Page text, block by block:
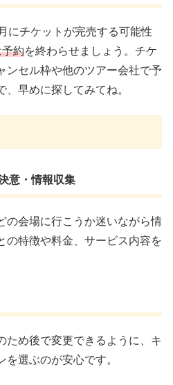
にチケットが完売する可能性
約を終わらせましょう。チケ
ンセル枠や他のツアー会社で予
早めに探してみてね。
意・情報収集
の会場に行こうか迷いながら情
の特徴や料金、サービス内容を
ため後で変更できるように、キ
選ぶのが安心です。